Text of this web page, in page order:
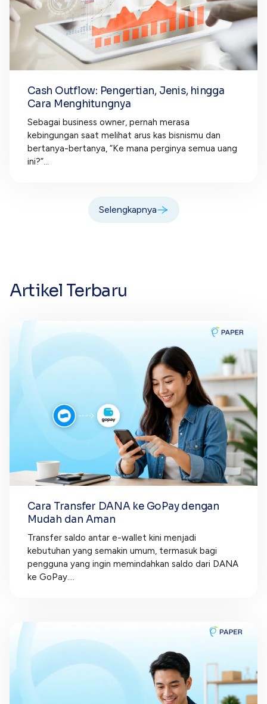
Cash Outflow: Pengertian, Jenis, hingga
Cara Menghitungnya
Sebagai business owner, pernah merasa
kebingungan saat melihat arus kas bisnismu dan
bertanya-bertanya, “Ke mana perginya semua uang
ini?”...
Selengkapnya
Artikel Terbaru
Cara Transfer DANA ke GoPay dengan
Mudah dan Aman
Transfer saldo antar e-wallet kini menjadi
kebutuhan yang semakin umum, termasuk bagi
pengguna yang ingin memindahkan saldo dari DANA
ke GoPay....